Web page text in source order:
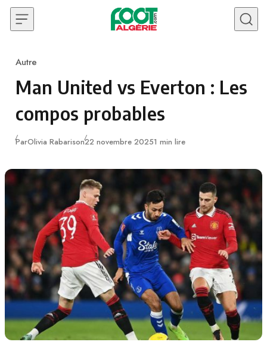
Skip to content
Category
Autre
Man United vs Everton : Les
compos probables
ParOlivia RabarisonPublié
22 novembre 20251 min lire